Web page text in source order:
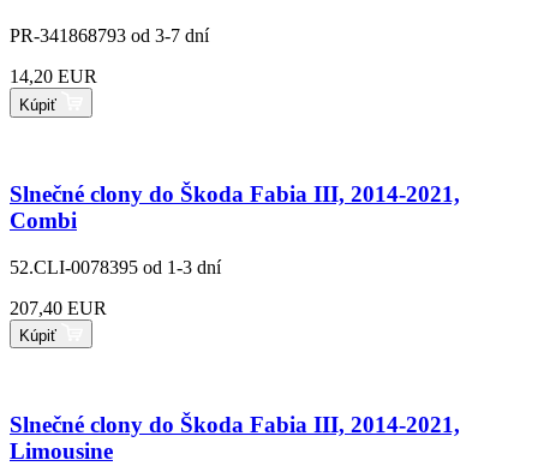
PR-341868793 od 3-7 dní
14,20 EUR
Kúpiť
Slnečné clony do Škoda Fabia III, 2014-2021,
Combi
52.CLI-0078395 od 1-3 dní
207,40 EUR
Kúpiť
Slnečné clony do Škoda Fabia III, 2014-2021,
Limousine